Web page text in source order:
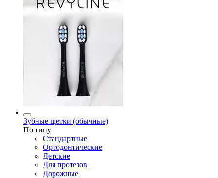
Зубные щетки (обычные)
По типу
Стандартные
Ортодонтические
Детские
Для протезов
Дорожные